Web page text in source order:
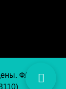
ФЛП